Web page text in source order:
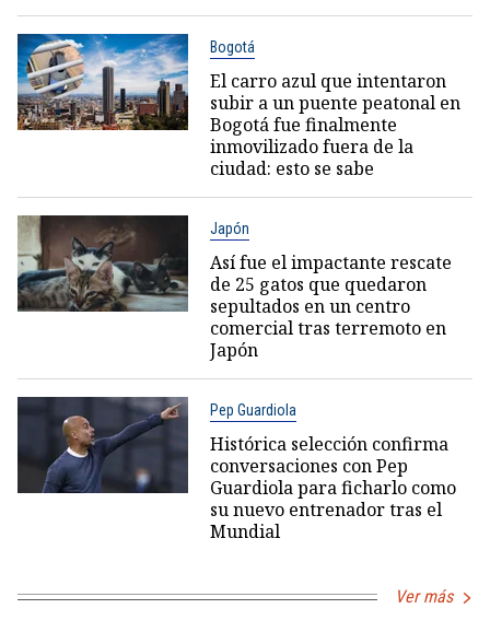
Bogotá
El carro azul que intentaron
subir a un puente peatonal en
Bogotá fue finalmente
inmovilizado fuera de la
ciudad: esto se sabe
Japón
Así fue el impactante rescate
de 25 gatos que quedaron
sepultados en un centro
comercial tras terremoto en
Japón
Pep Guardiola
Histórica selección confirma
conversaciones con Pep
Guardiola para ficharlo como
su nuevo entrenador tras el
Mundial
Ver más